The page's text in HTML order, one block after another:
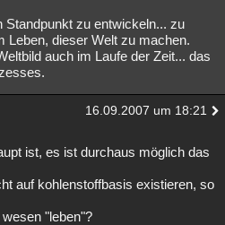
Standpunkt zu entwickeln... zu
Leben, dieser Welt zu machen.
auch im Laufe der Zeit... das
16.09.2007 um 18:21
ist, es ist durchaus möglich das
auf kohlenstoffbasis existieren, so
"leben"?